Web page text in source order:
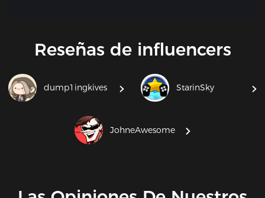
Reseñas de influencers
dump1ingkives StarinSky
JohneAwesome